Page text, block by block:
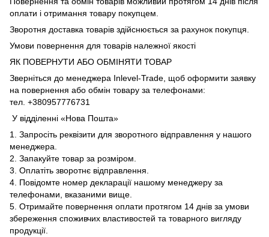
оплати і отримання товару покупцем.
Зворотня доставка товарів здійснюється за рахунок покупця.
Умови повернення для товарів належної якості
ЯК ПОВЕРНУТИ АБО ОБМІНЯТИ ТОВАР
Зверніться до менеджера Inlevel-Trade, щоб оформити заявку
на повернення або обмін товару за телефонами:
тел. +380957776731
У відділенні «Нова Пошта»
1. Запросіть реквізити для зворотного відправлення у нашого
менеджера.
2. Запакуйте товар за розміром.
3. Оплатіть зворотнє відправлення.
4. Повідомте номер декларації нашому менеджеру за
телефонами, вказаними вище.
5. Отримайте повернення оплати протягом 14 днів за умови
збереження споживчих властивостей та товарного вигляду
продукції.